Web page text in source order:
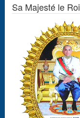
Sa Majesté le Roi